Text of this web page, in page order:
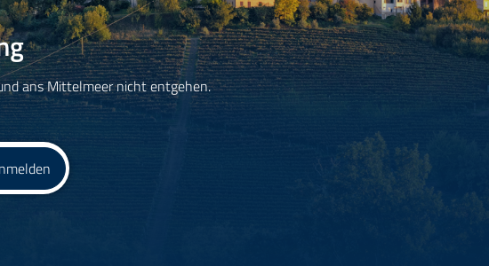
ans Mittelmeer nicht entgehen.